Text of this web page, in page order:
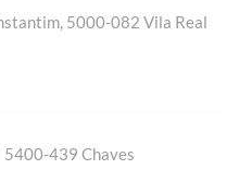
5000-082 Vila Real
5400-439 Chaves